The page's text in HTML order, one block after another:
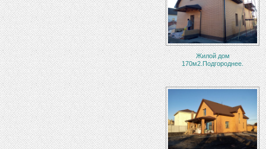
Жилой дом
170м2.Подгороднее.